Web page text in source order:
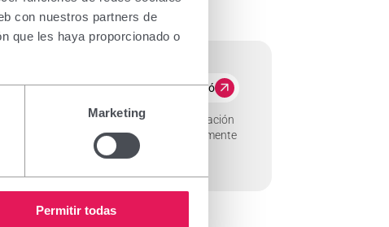
con nuestros partners de
que les haya proporcionado o
Marketing
Permitir todas
para la caída del cabello y la estimulación
activo, el minoxidil, que aplicado tópicamente
queratinocitos in vitro e in…
Més informació